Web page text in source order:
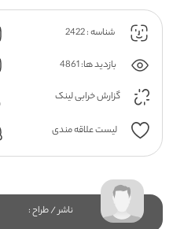
شناسه : 2422
بازدید ها: 4861
گزارش خرابی لینک
لیست علاقه مندی
ناشر / طراح :